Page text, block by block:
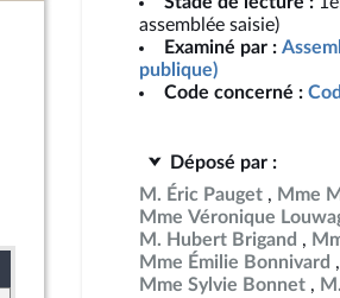
assemblée saisie)
Examiné par :
publique)
Code concerné :
Déposé par :
M. Éric Pauget
Mme
Mme Véronique
M. Hubert Brigand
Mme Émilie Bonnivard
Mme Sylvie Bonnet